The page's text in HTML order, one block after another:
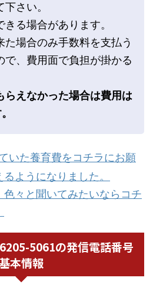
さい。
る場合があります。
た場合のみ手数料を支払う
で、費用面で負担が掛かる
らえなかった場合は費用は
いた養育費をコチラにお願
ようになりました。
々と聞いてみたいならコチ
5061の発信電話番号
基本情報